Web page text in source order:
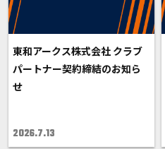
東和アークス株式会社 クラブ
パートナー契約締結のお知ら
せ
2026.7.13